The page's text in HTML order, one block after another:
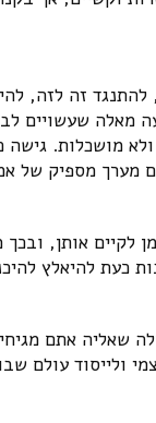
זה לזה,
מאלה שעשויים
מושכלות. גישה
מערך מספיק של
לקיים אותן,
כעת להיאלץ
שאליה אתם
ולייסוד עולם